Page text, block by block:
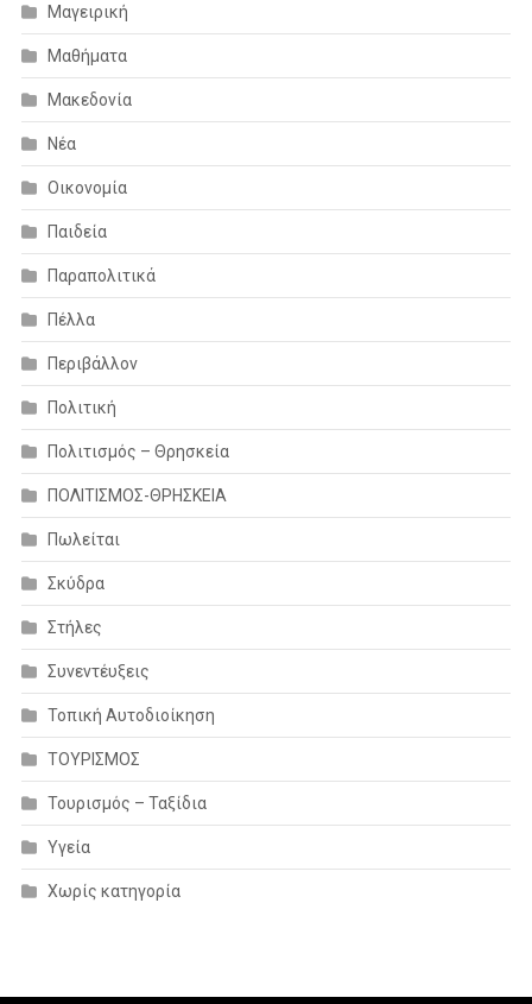
Μαγειρική
Μαθήματα
Μακεδονία
Νέα
Οικονομία
Παιδεία
Παραπολιτικά
Πέλλα
Περιβάλλον
Πολιτική
Πολιτισμός – Θρησκεία
ΠΟΛΙΤΙΣΜΟΣ-ΘΡΗΣΚΕΙΑ
Πωλείται
Σκύδρα
Στήλες
Συνεντέυξεις
Τοπική Αυτοδιοίκηση
ΤΟΥΡΙΣΜΟΣ
Τουρισμός – Ταξίδια
Υγεία
Χωρίς κατηγορία